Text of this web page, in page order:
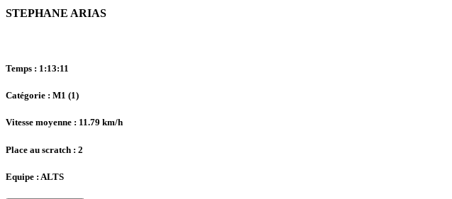
STEPHANE ARIAS
Temps : 1:13:11
Catégorie : M1 (1)
Vitesse moyenne : 11.79 km/h
Place au scratch : 2
Equipe : ALTS